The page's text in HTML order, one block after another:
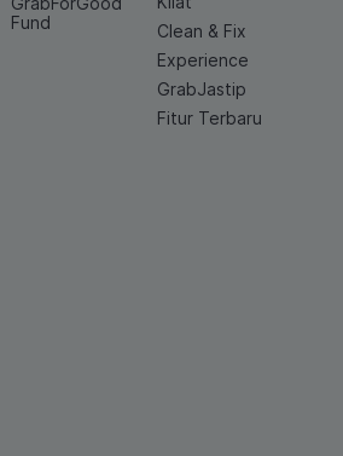
Fund
Clean & Fix
Experience
GrabJastip
Fitur Terbaru